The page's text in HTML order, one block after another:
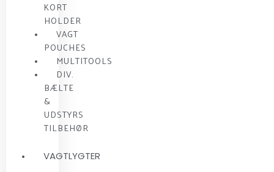
KORT
HOLDER
VAGT
POUCHES
MULTITOOLS
DIV.
BÆLTE
&
UDSTYRS
TILBEHØR
VAGTLYGTER